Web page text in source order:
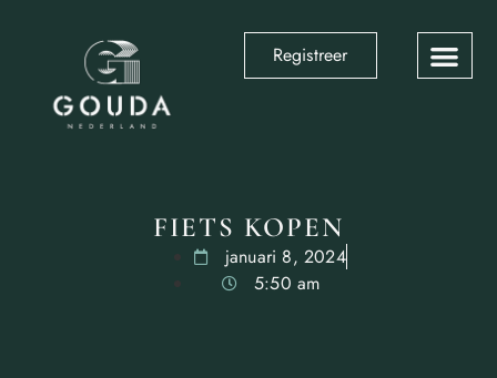
Registreer
FIETS KOPEN
januari 8, 2024
5:50 am